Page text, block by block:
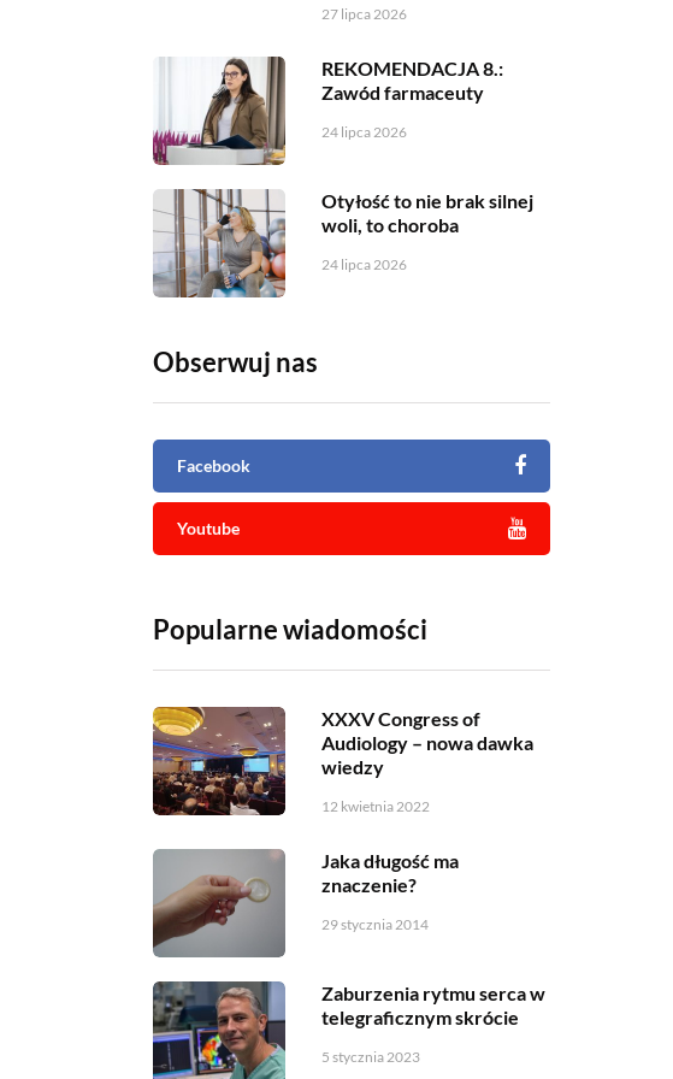
27 lipca 2026
REKOMENDACJA 8.:
Zawód farmaceuty
24 lipca 2026
Otyłość to nie brak silnej
woli, to choroba
24 lipca 2026
Obserwuj nas
Facebook
Youtube
Popularne wiadomości
XXXV Congress of
Audiology – nowa dawka
wiedzy
12 kwietnia 2022
Jaka długość ma
znaczenie?
29 stycznia 2014
Zaburzenia rytmu serca w
telegraficznym skrócie
5 stycznia 2023